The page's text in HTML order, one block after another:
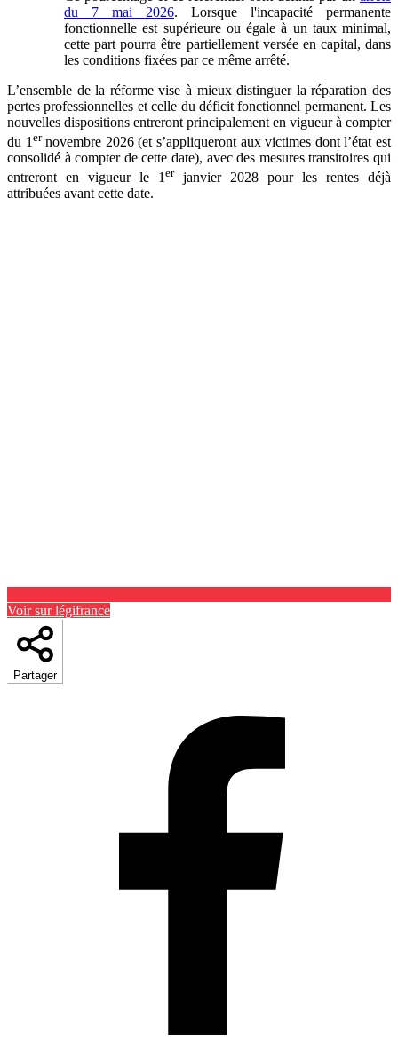
du 7 mai 2026. Lorsque l'incapacité permanente
fonctionnelle est supérieure ou égale à un taux minimal,
cette part pourra être partiellement versée en capital, dans
les conditions fixées par ce même arrêté.
L’ensemble de la réforme vise à mieux distinguer la réparation des
pertes professionnelles et celle du déficit fonctionnel permanent. Les
nouvelles dispositions entreront principalement en vigueur à compter
du 1 ernovembre 2026 (et s’appliqueront aux victimes dont l’état est
consolidé à compter de cette date), avec des mesures transitoires qui
entreront en vigueur le 1 erjanvier 2028 pour les rentes déjà
attribuées avant cette date.
Voir sur légifrance
Partager